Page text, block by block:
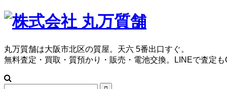
丸万質舗は大阪市北区の質屋。天六 5番出口すぐ。
無料査定・買取・質預かり・販売・電池交換。LINEで査定も